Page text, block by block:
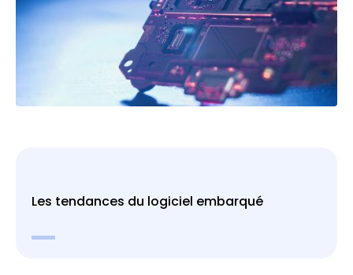
Les tendances du logiciel embarqué